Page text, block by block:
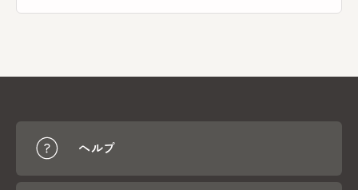
ヘルプ